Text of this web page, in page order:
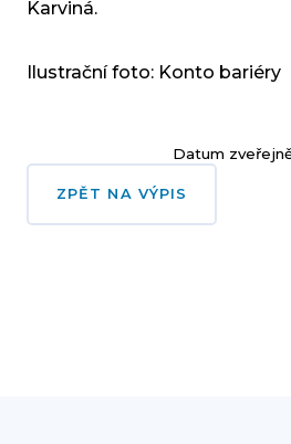
Karviná.
Ilustrační foto: Konto bariéry
Datum
ZPĚT NA VÝPIS